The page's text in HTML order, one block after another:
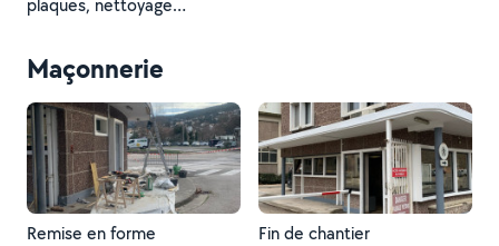
plaques, nettoyage
mise en peinture avant
couverture bac acier
Maçonnerie
Remise en forme Fin de chantier